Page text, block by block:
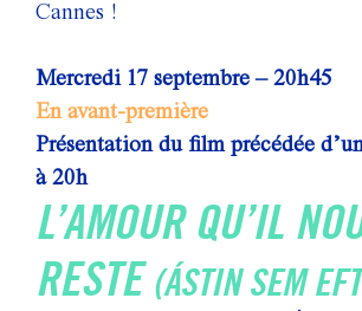
Cannes !
Mercredi 17 septembre – 20h45
En avant-première
Présentation du film précédée
à 20h
L’AMOUR QU’IL
RESTE(ÁSTIN SEM